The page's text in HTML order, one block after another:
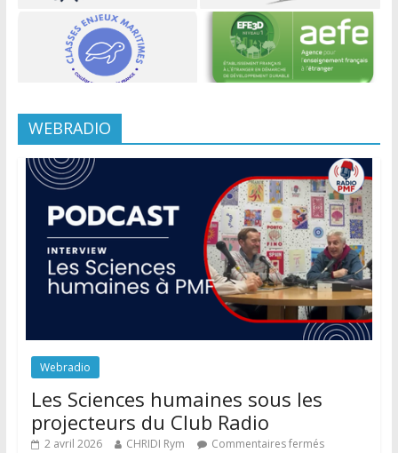
WEBRADIO
Webradio
Les Sciences humaines sous les
projecteurs du Club Radio
2 avril 2026 CHRIDI Rym Commentaires fermés